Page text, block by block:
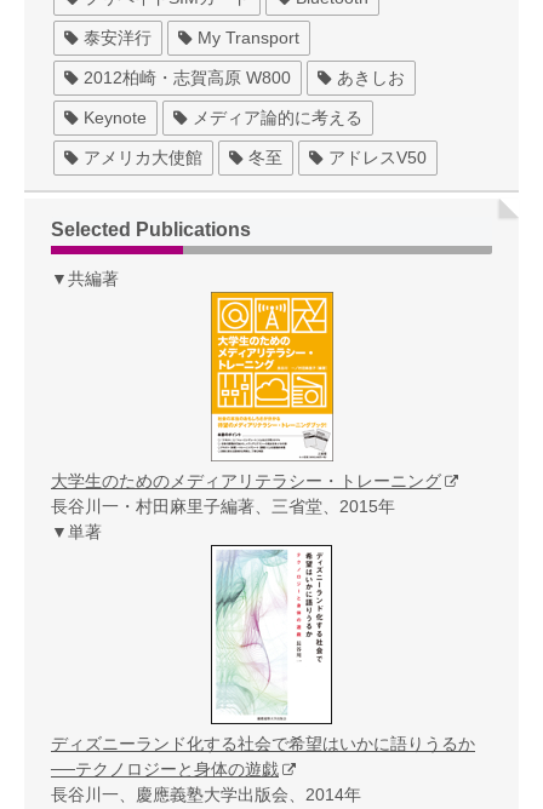
泰安洋行 My Transport
2012柏崎・志賀高原 W800 あきしお
Keynote メディア論的に考える
アメリカ大使館 冬至 アドレスV50
Selected Publications
▼共編著
大学生のためのメディアリテラシー・トレーニング
長谷川一・村田麻里子編著、三省堂、2015年
▼単著
ディズニーランド化する社会で希望はいかに語りうるか
──テクノロジーと身体の遊戯
長谷川一、慶應義塾大学出版会、2014年